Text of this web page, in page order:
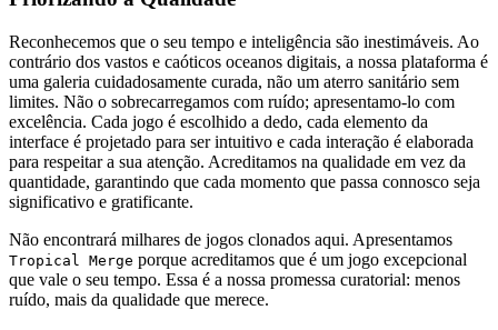
Reconhecemos que o seu tempo e inteligência são inestimáveis. Ao
contrário dos vastos e caóticos oceanos digitais, a nossa plataforma é
uma galeria cuidadosamente curada, não um aterro sanitário sem
limites. Não o sobrecarregamos com ruído; apresentamo-lo com
excelência. Cada jogo é escolhido a dedo, cada elemento da
interface é projetado para ser intuitivo e cada interação é elaborada
para respeitar a sua atenção. Acreditamos na qualidade em vez da
quantidade, garantindo que cada momento que passa connosco seja
significativo e gratificante.
Não encontrará milhares de jogos clonados aqui. Apresentamos
Tropical Merge porque acreditamos que é um jogo excepcional
que vale o seu tempo. Essa é a nossa promessa curatorial: menos
ruído, mais da qualidade que merece.